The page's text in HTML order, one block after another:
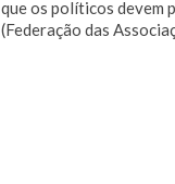
que os políticos devem
(Federação das